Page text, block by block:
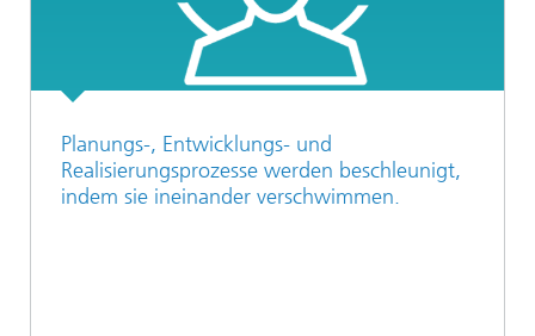
Planungs-, Entwicklungs- und
Realisierungsprozesse werden beschleunigt,
indem sie ineinander verschwimmen.